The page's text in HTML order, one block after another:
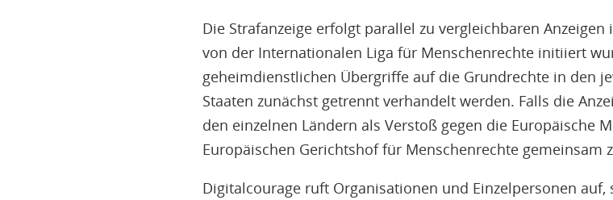
Die Strafanzeige erfolgt parallel zu vergleichbaren
von der Internationalen Liga für Menschenrechte initiiert
geheimdienstlichen Übergriffe auf die Grundrechte in den
Staaten zunächst getrennt verhandelt werden. Falls die
den einzelnen Ländern als Verstoß gegen die Europäische
Europäischen Gerichtshof für Menschenrechte gemeinsam
Digitalcourage ruft Organisationen und Einzelpersonen auf,